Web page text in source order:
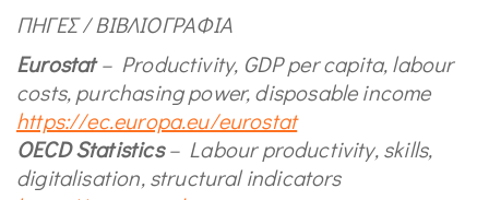
ΠΗΓΕΣ/ΒΙΒΛΙΟΓΡΑΦΙΑ
Eurostat– Productivity, GDP per capita, labour
costs, purchasing power, disposable income
https://ec.europa.eu/eurostat
OECD Statistics– Labour productivity, skills,
digitalisation, structural indicators